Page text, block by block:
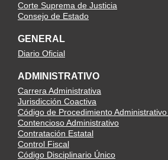
Corte Suprema de Justicia
Consejo de Estado
GENERAL
Diario Oficial
ADMINISTRATIVO
Carrera Administrativa
Jurisdicción Coactiva
Código de Procedimiento
Contencioso Administrativo
Contratación Estatal
Control Fiscal
Código Disciplinario Único